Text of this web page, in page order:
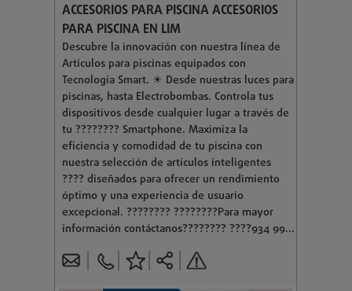
ACCESORIOS PARA PISCINA ACCESORIOS
PARA PISCINA EN LIM
Descubre la innovación con nuestra línea de
Artículos para piscinas equipados con
Tecnología Smart. ☀ Desde nuestras luces para
piscinas, hasta Electrobombas. Controla tus
dispositivos desde cualquier lugar a través de
tu ???????? Smartphone. Maximiza la
eficiencia y comodidad de tu piscina con
nuestra selección de artículos inteligentes
???? diseñados para ofrecer un rendimiento
óptimo y una experiencia de usuario
excepcional. ???????? ????????Para mayor
información contáctanos???????? ????934 99...